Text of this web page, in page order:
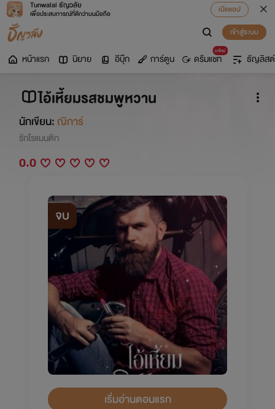
Tunwalai ธัญวลัย
เพื่อประสบการณ์ที่ดีกว่าบนมือถือ
เปิดแอป
เข้าสู่ระบบ
หน้าแรก นิยาย อีบุ๊ก การ์ตูน
มาใหม่
ดรีมแชท ธัญลิสต์
ไอ้เหี้ยมรสชมพูหวาน
นักเขียน:ณิการ์
รักโรแมนติก
0.0
จบ
เริ่มอ่านตอนแรก